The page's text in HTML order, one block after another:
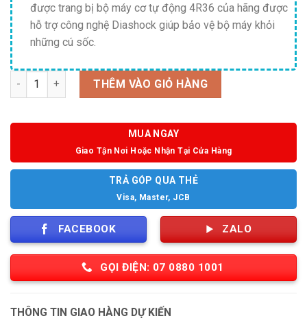
được trang bị bộ máy cơ tự động 4R36 của hãng được
hỗ trợ công nghệ Diashock giúp bảo vệ bộ máy khỏi
những cú sốc.
Số lượng THÊM VÀO GIỎ HÀNG
MUA NGAY
Giao Tận Nơi Hoặc Nhận Tại Cửa Hàng
TRẢ GÓP QUA THẺ
Visa, Master, JCB
FACEBOOK ZALO
GỌI ĐIỆN: 07 0880 1001
THÔNG TIN GIAO HÀNG DỰ KIẾN